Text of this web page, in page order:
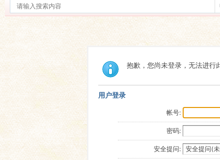
抱歉，您尚未登录，无法进行
用户登录
帐号:
密码:
安全提问: